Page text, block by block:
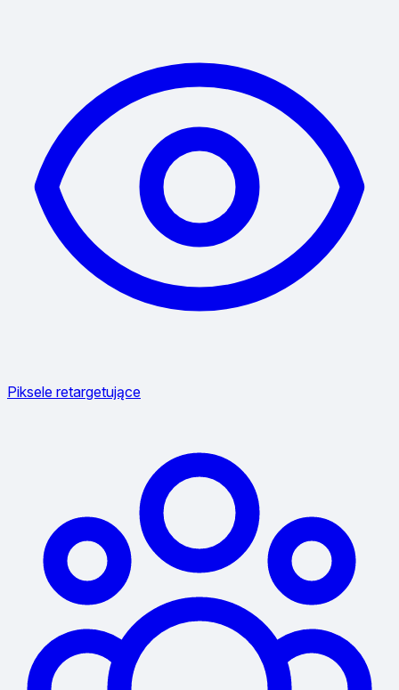
Piksele retargetujące